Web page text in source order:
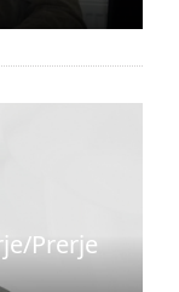
Prerje